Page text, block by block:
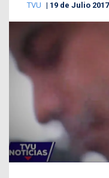
TVU 19 de Julio 2017